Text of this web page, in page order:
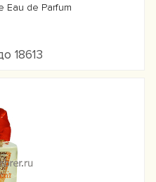
Eau de Parfum
18613